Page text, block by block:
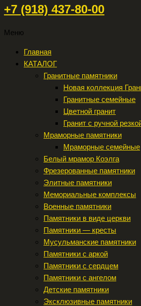
+7 (918) 437-80-00
Меню
Главная
КАТАЛОГ
Гранитные памятники
Новая коллекция
Гранитные семейные
Цветной гранит
Гранит с ручной
Мраморные памятники
Мраморные семейные
Белый мрамор Коэлга
Фрезерованные памятники
Элитные памятники
Мемориальные комплексы
Военные памятники
Памятники в виде церкви
Памятники — кресты
Мусульманские памятники
Памятники с аркой
Памятники с сердцем
Памятники с ангелом
Детские памятники
Эксклюзивные памятники